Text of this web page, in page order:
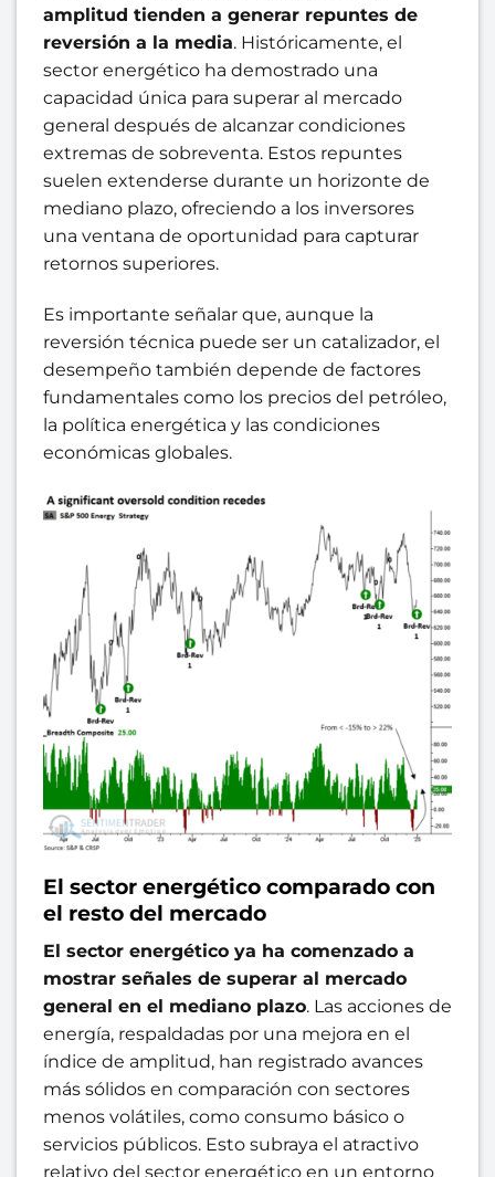
amplitud tienden a generar repuntes de
reversión a la media. Históricamente, el
sector energético ha demostrado una
capacidad única para superar al mercado
general después de alcanzar condiciones
extremas de sobreventa. Estos repuntes
suelen extenderse durante un horizonte de
mediano plazo, ofreciendo a los inversores
una ventana de oportunidad para capturar
retornos superiores.
Es importante señalar que, aunque la
reversión técnica puede ser un catalizador, el
desempeño también depende de factores
fundamentales como los precios del petróleo,
la política energética y las condiciones
económicas globales.
El sector energético comparado con
el resto del mercado
El sector energético ya ha comenzado a
mostrar señales de superar al mercado
general en el mediano plazo. Las acciones de
energía, respaldadas por una mejora en el
índice de amplitud, han registrado avances
más sólidos en comparación con sectores
menos volátiles, como consumo básico o
servicios públicos. Esto subraya el atractivo
relativo del sector energético en un entorno